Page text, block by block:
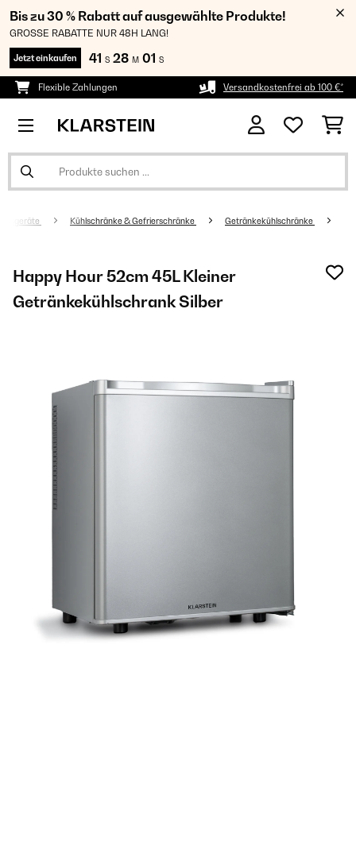
Bis zu 30 % Rabatt auf ausgewählte Produkte!
GROSSE RABATTE NUR 48H LANG!
Jetzt einkaufen 41 S 28 M 00 S
Flexible Zahlungen Versandkostenfrei ab 100 €*
Kühlschränke & Gefrierschränke Getränkekühlschränke
Happy Hour 52cm 45L Kleiner
Getränkekühlschrank Silber